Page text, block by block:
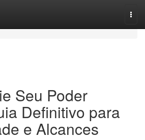
Seu Poder
Definitivo para
e Alcances